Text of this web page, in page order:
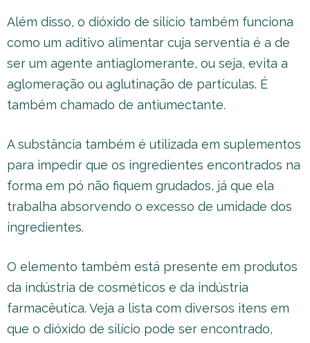
Além disso, o dióxido de silício também funciona
como um aditivo alimentar cuja serventia é a de
ser um agente antiaglomerante, ou seja, evita a
aglomeração ou aglutinação de partículas. É
também chamado de antiumectante.
A substância também é utilizada em suplementos
para impedir que os ingredientes encontrados na
forma em pó não fiquem grudados, já que ela
trabalha absorvendo o excesso de umidade dos
ingredientes.
O elemento também está presente em produtos
da indústria de cosméticos e da indústria
farmacêutica. Veja a lista com diversos itens em
que o dióxido de silício pode ser encontrado,